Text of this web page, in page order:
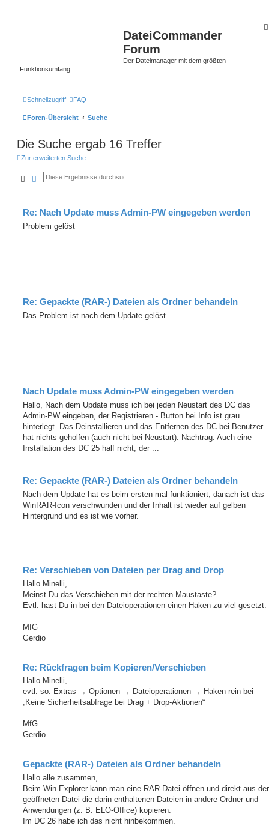
DateiCommander
Forum
Der Dateimanager mit dem größten
Funktionsumfang
Schnellzugriff FAQ
Foren-Übersicht Suche
Die Suche ergab 16 Treffer
Zur erweiterten Suche
SucheErweiterte Suche
Re: Nach Update muss Admin-PW eingegeben werden
Problem gelöst
Re: Gepackte (RAR-) Dateien als Ordner behandeln
Das Problem ist nach dem Update gelöst
Nach Update muss Admin-PW eingegeben werden
Hallo, Nach dem Update muss ich bei jeden Neustart des DC das
Admin-PW eingeben, der Registrieren - Button bei Info ist grau
hinterlegt. Das Deinstallieren und das Entfernen des DC bei Benutzer
hat nichts geholfen (auch nicht bei Neustart). Nachtrag: Auch eine
Installation des DC 25 half nicht, der ...
Re: Gepackte (RAR-) Dateien als Ordner behandeln
Nach dem Update hat es beim ersten mal funktioniert, danach ist das
WinRAR-Icon verschwunden und der Inhalt ist wieder auf gelben
Hintergrund und es ist wie vorher.
Re: Verschieben von Dateien per Drag and Drop
Hallo Minelli,
Meinst Du das Verschieben mit der rechten Maustaste?
Evtl. hast Du in bei den Dateioperationen einen Haken zu viel gesetzt.
MfG
Gerdio
Re: Rückfragen beim Kopieren/Verschieben
Hallo Minelli,
evtl. so: Extras → Optionen → Dateioperationen → Haken rein bei
„Keine Sicherheitsabfrage bei Drag + Drop-Aktionen“
MfG
Gerdio
Gepackte (RAR-) Dateien als Ordner behandeln
Hallo alle zusammen,
Beim Win-Explorer kann man eine RAR-Datei öffnen und direkt aus der
geöffneten Datei die darin enthaltenen Dateien in andere Ordner und
Anwendungen (z. B. ELO-Office) kopieren.
Im DC 26 habe ich das nicht hinbekommen.